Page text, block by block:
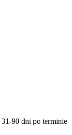
31-90 dni po terminie